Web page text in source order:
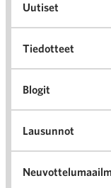
Uutiset
Tiedotteet
Blogit
Lausunnot